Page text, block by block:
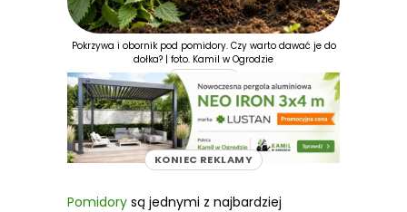
Pokrzywa i obornik pod pomidory. Czy warto dawać je do
dołka? | foto. Kamil w Ogrodzie
REKLAMA
KONIEC REKLAMY
Pomidory są jednymi z najbardziej